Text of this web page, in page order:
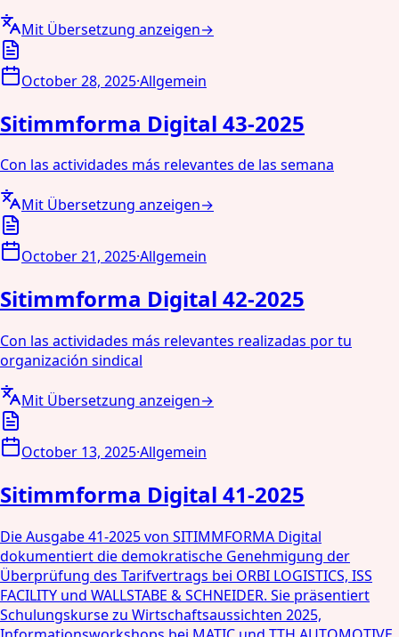
Mit Übersetzung anzeigen→
October 28, 2025·Allgemein
Sitimmforma Digital 43-2025
Con las actividades más relevantes de las semana
Mit Übersetzung anzeigen→
October 21, 2025·Allgemein
Sitimmforma Digital 42-2025
Con las actividades más relevantes realizadas por tu
organización sindical
Mit Übersetzung anzeigen→
October 13, 2025·Allgemein
Sitimmforma Digital 41-2025
Die Ausgabe 41-2025 von SITIMMFORMA Digital
dokumentiert die demokratische Genehmigung der
Überprüfung des Tarifvertrags bei ORBI LOGISTICS, ISS
FACILITY und WALLSTABE & SCHNEIDER. Sie präsentiert
Schulungskurse zu Wirtschaftsaussichten 2025,